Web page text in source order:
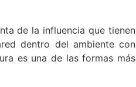
de la influencia que tienen
dentro del ambiente con
es una de las formas más